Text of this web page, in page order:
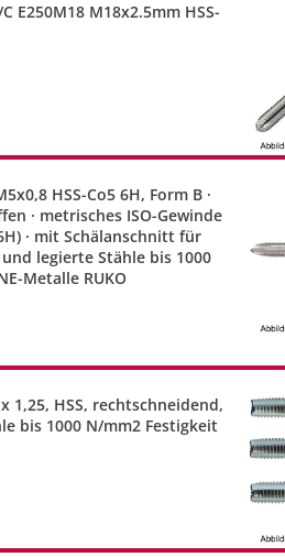
E250M18 M18x2.5mm HSS-
HSS-Co5 6H, Form B ·
· metrisches ISO-Gewinde
· mit Schälanschnitt für
legierte Stähle bis 1000
Metalle RUKO
1,25, HSS, rechtschneidend,
bis 1000 N/mm2 Festigkeit